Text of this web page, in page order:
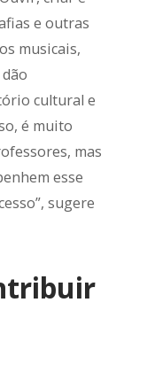
e outras
musicais,
cultural e
é muito
mas
esse
sugere